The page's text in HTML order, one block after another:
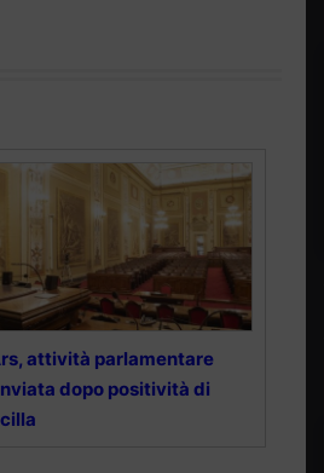
attività parlamentare
dopo positività di